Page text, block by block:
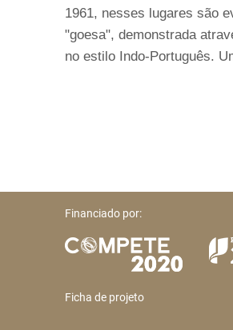
1961, nesses lugares são
"goesa", demonstrada
no estilo Indo-Português.
Financiado por:
Ficha de projeto